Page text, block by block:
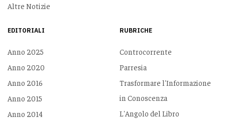
Altre Notizie
EDITORIALI
Anno 2025
Anno 2020
Anno 2016
Anno 2015
Anno 2014
RUBRICHE
Controcorrente
Parresia
Trasformare l'Informazione
in Conoscenza
L'Angolo del Libro